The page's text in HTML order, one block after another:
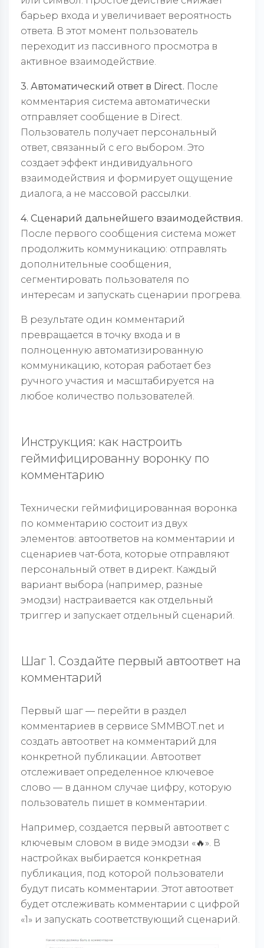
барьер входа и увеличивает вероятность
ответа. В этот момент пользователь
переходит из пассивного просмотра в
активное взаимодействие.
3. Автоматический ответ в Direct. После
комментария система автоматически
отправляет сообщение в Direct.
Пользователь получает персональный
ответ, связанный с его выбором. Это
создает эффект индивидуального
взаимодействия и формирует ощущение
диалога, а не массовой рассылки.
4. Сценарий дальнейшего взаимодействия.
После первого сообщения система может
продолжить коммуникацию: отправлять
дополнительные сообщения,
сегментировать пользователя по
интересам и запускать сценарии прогрева.
В результате один комментарий
превращается в точку входа и в
полноценную автоматизированную
коммуникацию, которая работает без
ручного участия и масштабируется на
любое количество пользователей.
Инструкция: как настроить
геймифицированну воронку по
комментарию
Технически геймифицированная воронка
по комментарию состоит из двух
элементов: автоответов на комментарии и
сценариев чат-бота, которые отправляют
персональный ответ в директ. Каждый
вариант выбора (например, разные
эмодзи) настраивается как отдельный
триггер и запускает отдельный сценарий.
Шаг 1. Создайте первый автоответ на
комментарий
Первый шаг — перейти в раздел
комментариев в сервисе SMMBOT.net и
создать автоответ на комментарий для
конкретной публикации. Автоответ
отслеживает определенное ключевое
слово — в данном случае цифру, которую
пользователь пишет в комментарии.
Например, создается первый автоответ с
ключевым словом в виде эмодзи «🔥». В
настройках выбирается конкретная
публикация, под которой пользователи
будут писать комментарии. Этот автоответ
будет отслеживать комментарии с цифрой
«1» и запускать соответствующий сценарий.